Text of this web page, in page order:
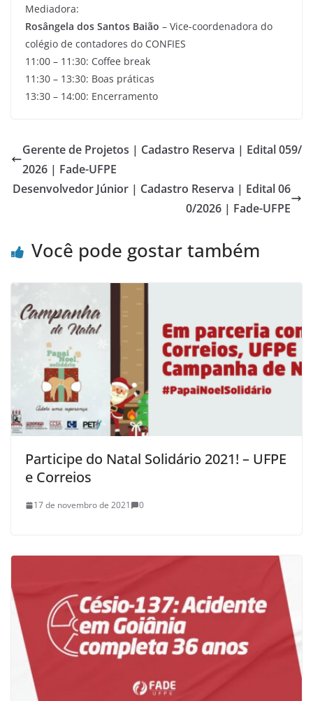
Mediadora:
Rosângela dos Santos Baião – Vice-coordenadora do
colégio de contadores do CONFIES
11:00 – 11:30: Coffee break
11:30 – 13:30: Boas práticas
13:30 – 14:00: Encerramento
Gerente de Projetos | Cadastro Reserva | Edital 059/
2026 | Fade-UFPE
Desenvolvedor Júnior | Cadastro Reserva | Edital 06
0/2026 | Fade-UFPE
Você pode gostar também
Participe do Natal Solidário 2021! – UFPE
e Correios
17 de novembro de 2021 0